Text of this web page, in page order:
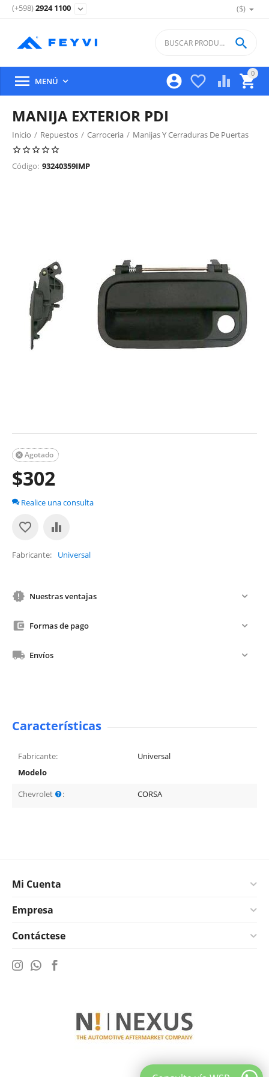
($)
(+598)2924 1100 expand_more
0

 


 MENÚ 
MANIJA EXTERIOR PDI
Inicio / Repuestos / Carroceria / Manijas Y Cerraduras De Puertas
/
Código: 93240359IMP
Agotado

$302
Realice una consulta
Fabricante Universal
Nuestras ventajas
Formas de pago
Envíos
Características
Fabricante:
Universal
Modelo
Chevrolet
: CORSA
Mi Cuenta
Empresa
Contáctese